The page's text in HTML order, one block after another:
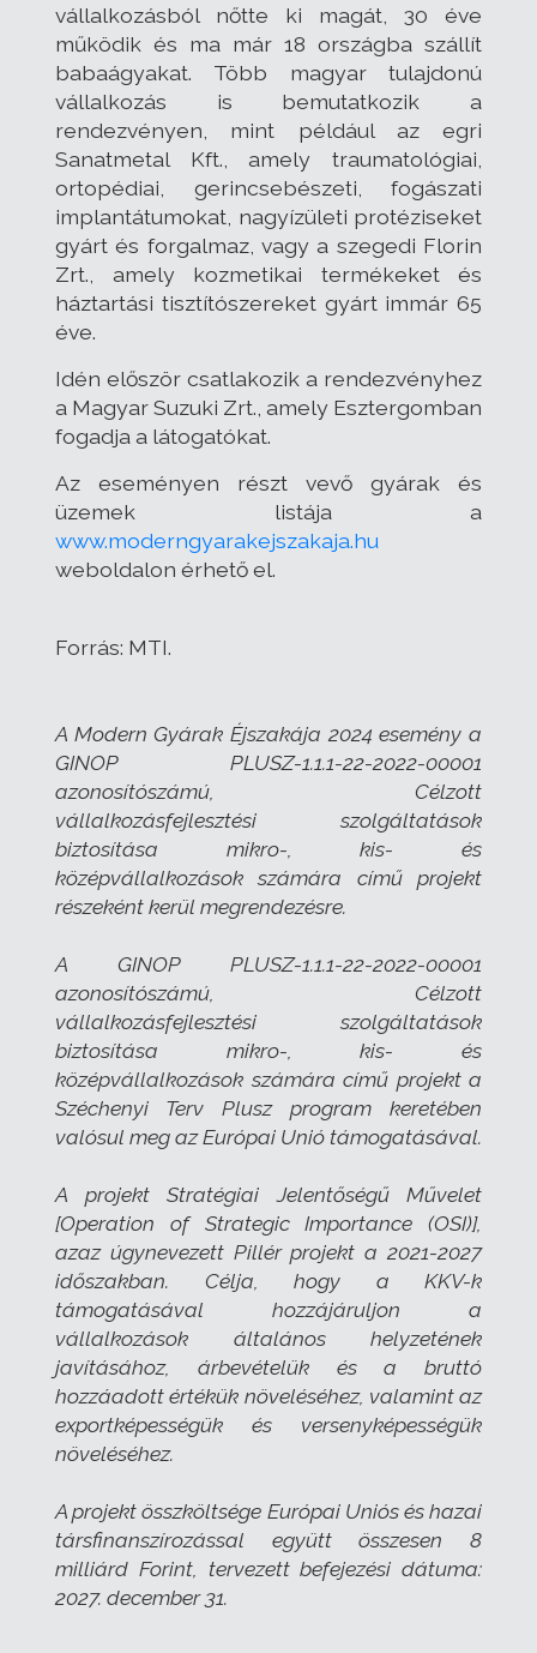
vállalkozásból nőtte ki magát, 30 éve
működik és ma már 18 országba szállít
babaágyakat. Több magyar tulajdonú
vállalkozás is bemutatkozik a
rendezvényen, mint például az egri
Sanatmetal Kft., amely traumatológiai,
ortopédiai, gerincsebészeti, fogászati
implantátumokat, nagyízületi protéziseket
gyárt és forgalmaz, vagy a szegedi Florin
Zrt., amely kozmetikai termékeket és
háztartási tisztítószereket gyárt immár 65
éve.
Idén először csatlakozik a rendezvényhez
a Magyar Suzuki Zrt., amely Esztergomban
fogadja a látogatókat.
Az eseményen részt vevő gyárak és
üzemek listája a
www.moderngyarakejszakaja.hu
weboldalon érhető el.
Forrás: MTI.
A Modern Gyárak Éjszakája 2024 esemény a
GINOP PLUSZ-1.1.1-22-2022-00001
azonosítószámú, Célzott
vállalkozásfejlesztési szolgáltatások
biztosítása mikro-, kis- és
középvállalkozások számára című projekt
részeként kerül megrendezésre.
A GINOP PLUSZ-1.1.1-22-2022-00001
azonosítószámú, Célzott
vállalkozásfejlesztési szolgáltatások
biztosítása mikro-, kis- és
középvállalkozások számára című projekt a
Széchenyi Terv Plusz program keretében
valósul meg az Európai Unió támogatásával.
A projekt Stratégiai Jelentőségű Művelet
[Operation of Strategic Importance (OSI)],
azaz úgynevezett Pillér projekt a 2021-2027
időszakban. Célja, hogy a KKV-k
támogatásával hozzájáruljon a
vállalkozások általános helyzetének
javításához, árbevételük és a bruttó
hozzáadott értékük növeléséhez, valamint az
exportképességük és versenyképességük
növeléséhez.
A projekt összköltsége Európai Uniós és hazai
társfinanszírozással együtt összesen 8
milliárd Forint, tervezett befejezési dátuma:
2027. december 31.